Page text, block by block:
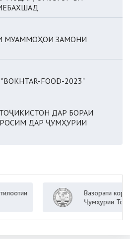
МУАММОҲОИ ЗАМОНИ
FOOD-2023"
ДАР БОРАИ
ДАР ҶУМҲУРИИ
Вазорати корҳои
Ҷумҳурии Тоҷикистон